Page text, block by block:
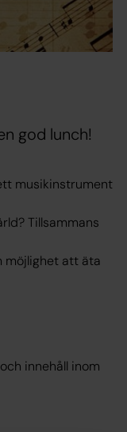
god lunch!
musikinstrument
Tillsammans
möjlighet att äta
innehåll inom